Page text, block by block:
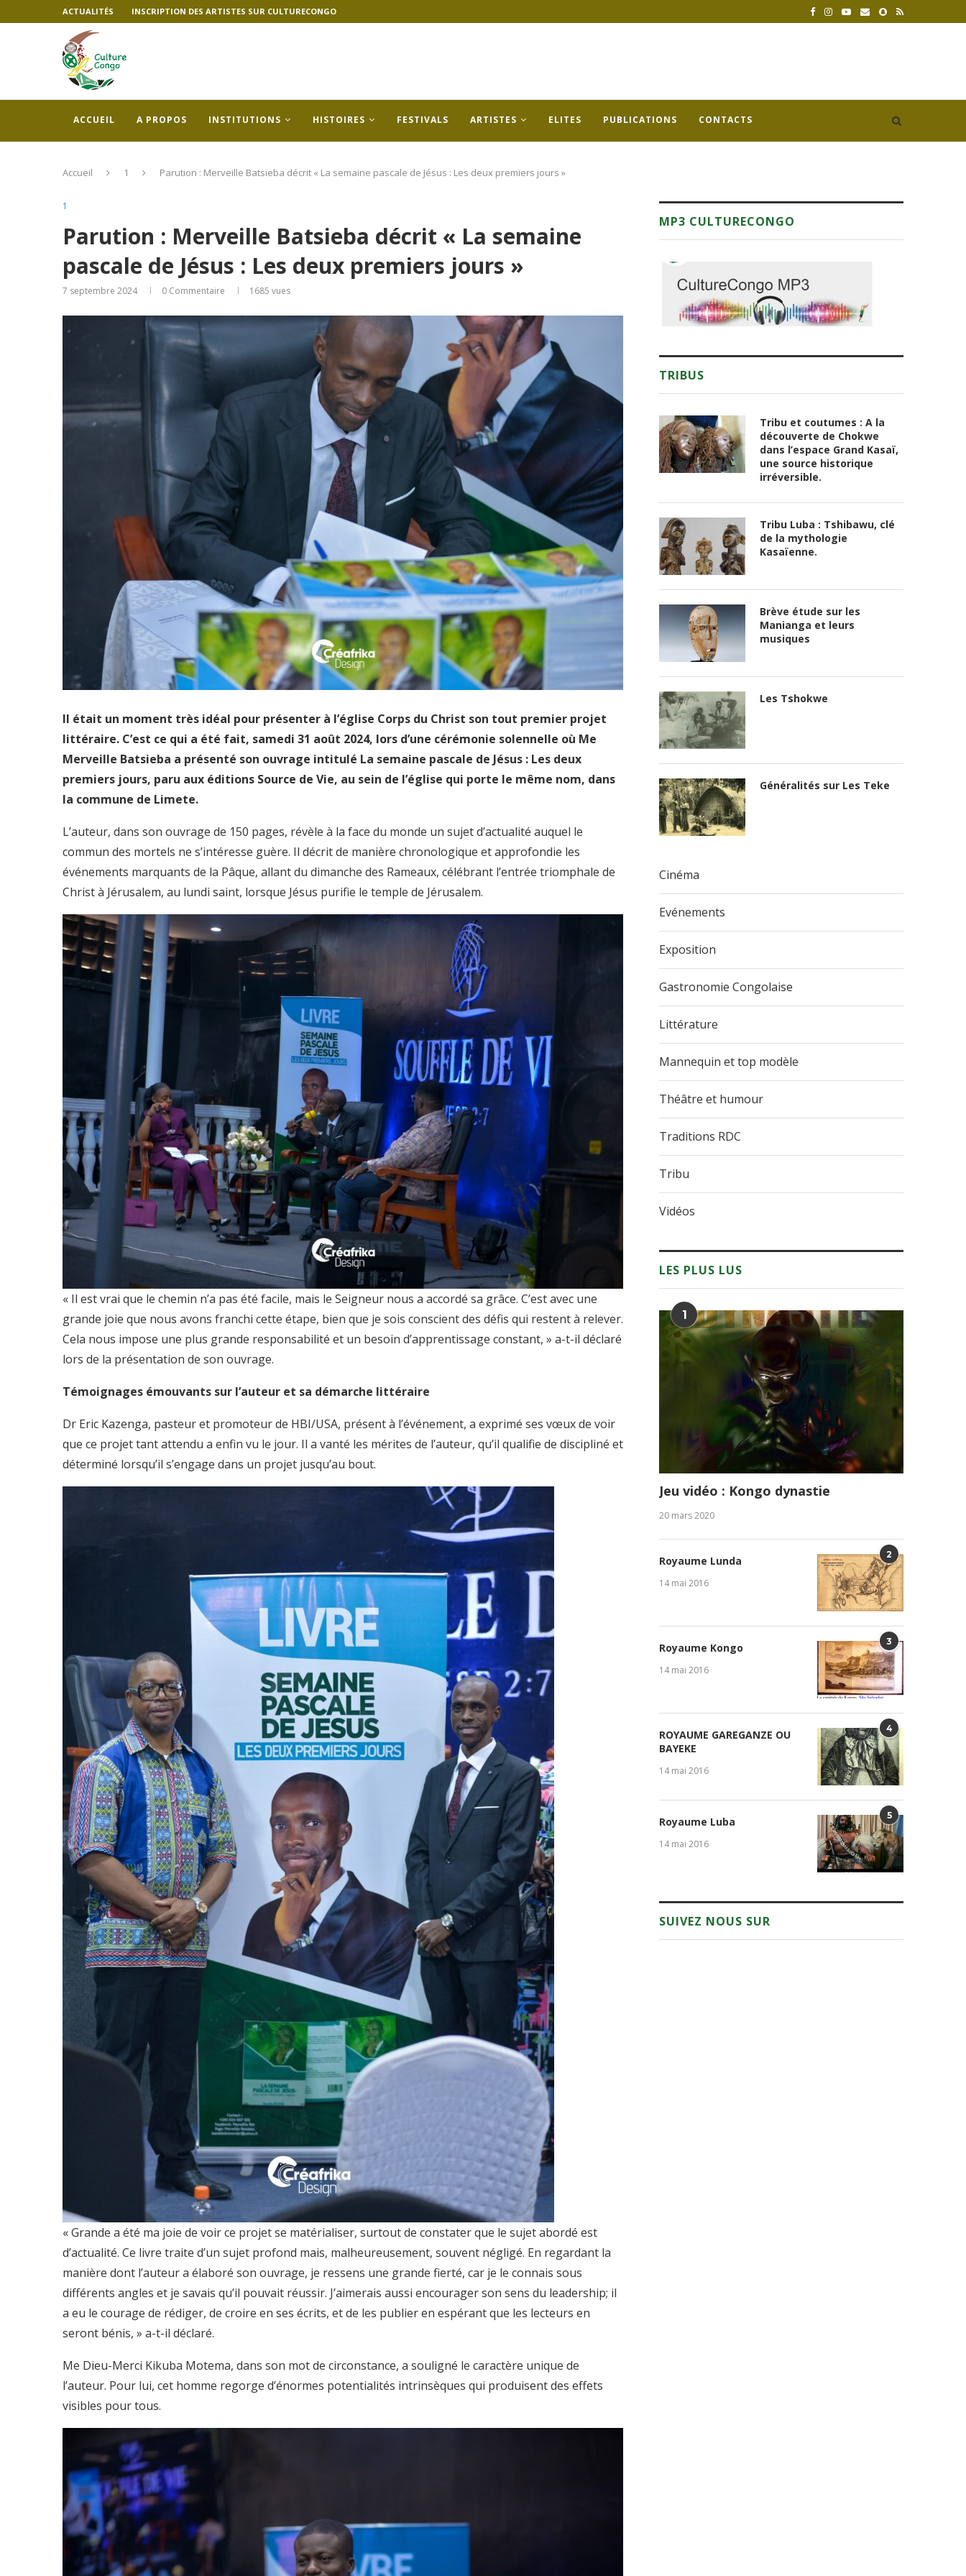
ACTUALITÉS INSCRIPTION DES ARTISTES SUR CULTURECONGO
ACCUEIL A PROPOS INSTITUTIONS HISTOIRES FESTIVALS ARTISTES ELITES PUBLICATIONS CONTACTS
Accueil 1 Parution : Merveille Batsieba décrit « La semaine pascale de Jésus : Les deux premiers jours »
1
Parution : Merveille Batsieba décrit « La semaine
pascale de Jésus : Les deux premiers jours »
7 septembre 2024 0 Commentaire 1685 vues
Il était un moment très idéal pour présenter à l’église Corps du Christ son tout premier projet
littéraire. C’est ce qui a été fait, samedi 31 août 2024, lors d’une cérémonie solennelle où Me
Merveille Batsieba a présenté son ouvrage intitulé La semaine pascale de Jésus : Les deux
premiers jours, paru aux éditions Source de Vie, au sein de l’église qui porte le même nom, dans
la commune de Limete.
L’auteur, dans son ouvrage de 150 pages, révèle à la face du monde un sujet d’actualité auquel le
commun des mortels ne s’intéresse guère. Il décrit de manière chronologique et approfondie les
événements marquants de la Pâque, allant du dimanche des Rameaux, célébrant l’entrée triomphale de
Christ à Jérusalem, au lundi saint, lorsque Jésus purifie le temple de Jérusalem.
« Il est vrai que le chemin n’a pas été facile, mais le Seigneur nous a accordé sa grâce. C’est avec une
grande joie que nous avons franchi cette étape, bien que je sois conscient des défis qui restent à relever.
Cela nous impose une plus grande responsabilité et un besoin d’apprentissage constant, » a-t-il déclaré
lors de la présentation de son ouvrage.
Témoignages émouvants sur l’auteur et sa démarche littéraire
Dr Eric Kazenga, pasteur et promoteur de HBI/USA, présent à l’événement, a exprimé ses vœux de voir
que ce projet tant attendu a enfin vu le jour. Il a vanté les mérites de l’auteur, qu’il qualifie de discipliné et
déterminé lorsqu’il s’engage dans un projet jusqu’au bout.
« Grande a été ma joie de voir ce projet se matérialiser, surtout de constater que le sujet abordé est
d’actualité. Ce livre traite d’un sujet profond mais, malheureusement, souvent négligé. En regardant la
manière dont l’auteur a élaboré son ouvrage, je ressens une grande fierté, car je le connais sous
différents angles et je savais qu’il pouvait réussir. J’aimerais aussi encourager son sens du leadership; il
a eu le courage de rédiger, de croire en ses écrits, et de les publier en espérant que les lecteurs en
seront bénis, » a-t-il déclaré.
Me Dieu-Merci Kikuba Motema, dans son mot de circonstance, a souligné le caractère unique de
l’auteur. Pour lui, cet homme regorge d’énormes potentialités intrinsèques qui produisent des effets
visibles pour tous.
MP3 CULTURECONGO
TRIBUS
Tribu et coutumes : A la
découverte de Chokwe
dans l’espace Grand Kasaï,
une source historique
irréversible.
Tribu Luba : Tshibawu, clé
de la mythologie
Kasaïenne.
Brève étude sur les
Manianga et leurs
musiques
Les Tshokwe
Généralités sur Les Teke
Cinéma
Evénements
Exposition
Gastronomie Congolaise
Littérature
Mannequin et top modèle
Théâtre et humour
Traditions RDC
Tribu
Vidéos
LES PLUS LUS
1
Jeu vidéo : Kongo dynastie
20 mars 2020
2
Royaume Lunda
14 mai 2016
3
Royaume Kongo
14 mai 2016
4
ROYAUME GAREGANZE OU
BAYEKE
14 mai 2016
5
Royaume Luba
14 mai 2016
SUIVEZ NOUS SUR